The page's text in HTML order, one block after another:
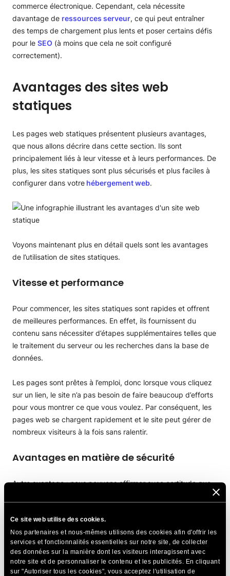
Ce site web utilise des cookies.
Nos partenaires et nous-mêmes utilisons des cookies afin d'offrir les
services et fonctionnalités essentielles sur notre site, de collecter
des données sur la manière dont les visiteurs interagissent avec
notre site et de personnaliser le contenu et les publicités. En cliquant
sur "Autoriser tous les cookies", vous acceptez l'utilisation de
commerce électronique. Cependant, cela nécessite
davantage de ressources serveur, ce qui peut entraîner
des temps de chargement plus lents et poser certains défis
pour le SEO (à moins que cela ne soit configuré
correctement).
Avantages des sites web
statiques
Les pages web statiques présentent plusieurs avantages,
que nous allons décrire dans cette section. Ils sont
principalement liés à leur vitesse et à leurs performances. De
plus, les sites statiques sont plus sécurisés et plus faciles à
configurer dans votre hébergement web.
Voyons maintenant plus en détail quels sont les avantages
de l’utilisation de sites statiques.
Vitesse et performance
Pour commencer, les sites statiques sont rapides et offrent
de meilleures performances. En effet, ils fournissent du
contenu sans nécessiter d’étapes supplémentaires telles que
le traitement du serveur ou les recherches dans la base de
données.
Les pages sont prêtes à l’emploi, donc lorsque vous cliquez
sur un lien, le site n’a pas besoin de faire beaucoup d’efforts
pour vous montrer ce que vous voulez. Par conséquent, les
pages web se chargent rapidement et le site peut gérer de
nombreux visiteurs à la fois sans ralentir.
Avantages en matière de sécurité
Autre avantage : nous pouvons affirmer avec certitude que
de script côté serveur (comme
courantes pour les pirates informatiques. Avec moins de
pièces mobiles, le risque de vulnérabilité est moindre.
Facilité d’hébergement